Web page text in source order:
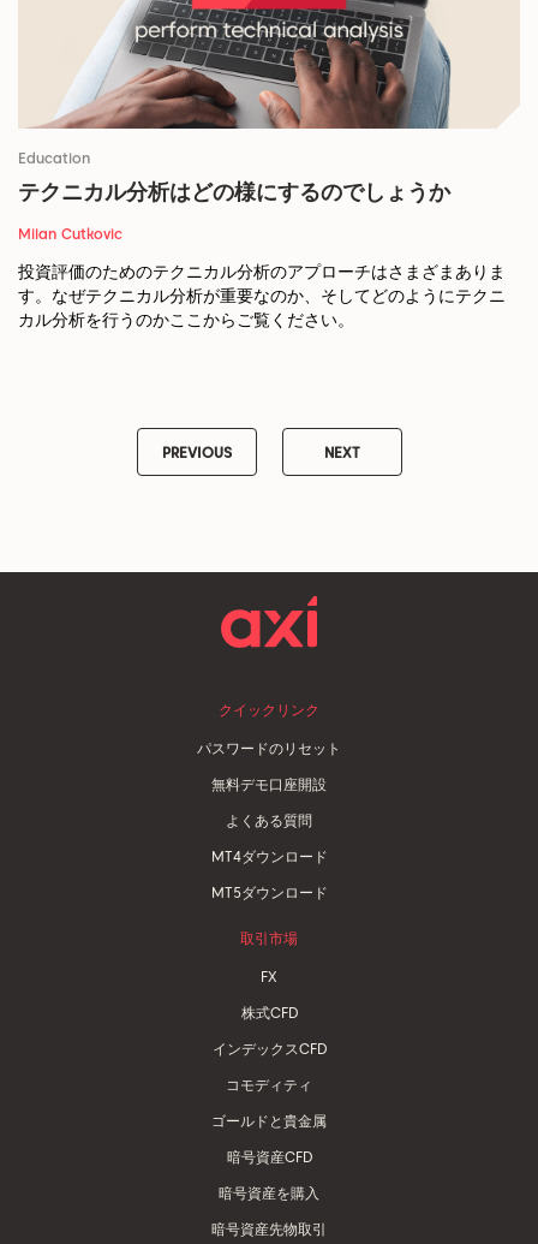
Education
テクニカル分析はどの様にするのでしょうか
Milan Cutkovic
投資評価のためのテクニカル分析のアプローチはさまざまありま
す。なぜテクニカル分析が重要なのか、そしてどのようにテクニ
カル分析を行うのかここからご覧ください。
PREVIOUS NEXT
クイックリンク
パスワードのリセット
無料デモ口座開設
よくある質問
MT4ダウンロード
MT5ダウンロード
取引市場
FX
株式CFD
インデックスCFD
コモディティ
ゴールドと貴金属
暗号資産CFD
暗号資産を購入
暗号資産先物取引